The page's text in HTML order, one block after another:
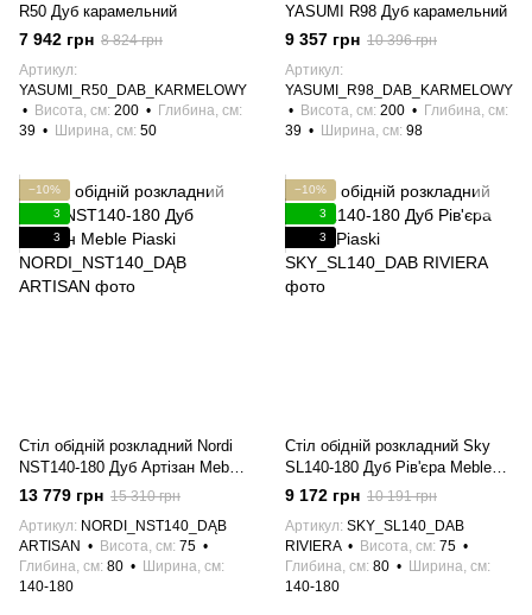
R50 Дуб карамельний
7 942 грн 8 824 грн
Артикул
YASUMI_R50_DAB_KARMELOWY
Висота, см 200
Глибина, см
39
Ширина, см 50
YASUMI R98 Дуб карамельний
9 357 грн 10 396 грн
Артикул
YASUMI_R98_DAB_KARMELOWY
Висота, см 200
Глибина, см
39
Ширина, см 98
−10%
3
3
Стіл обідній розкладний Nordi
NST140-180 Дуб Артізан Meble
Piaski
13 779 грн 15 310 грн
Артикул
NORDI_NST140_DĄB
ARTISAN
Висота, см 75
Глибина, см 80
Ширина, см
140-180
−10%
3
3
Стіл обідній розкладний Sky
SL140-180 Дуб Рів'єра Meble
Piaski
9 172 грн 10 191 грн
Артикул SKY_SL140_DAB
RIVIERA
Висота, см 75
Глибина, см 80
Ширина, см
140-180